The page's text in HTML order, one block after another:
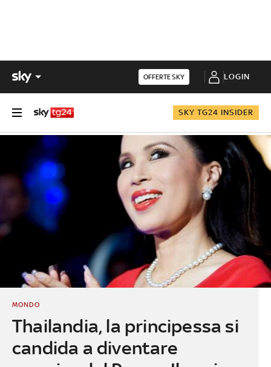
OFFERTE SKY LOGIN
SKY TG24 INSIDER
Thailandia, la principessa si
candida a diventare
MONDO